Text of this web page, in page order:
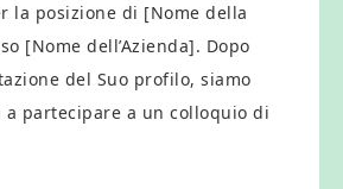
la posizione di [Nome della
[Nome dell’Azienda]. Dopo
del Suo profilo, siamo
partecipare a un colloquio di